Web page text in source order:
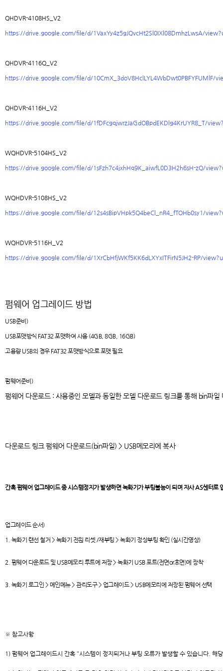
QHDVR-4108HS_V2
https://drive.google.com/file/d/1VaxYy4z5gJQvcHt2Sl0IXl08DmhzLwsA/
QHDVR-4116Q_V2
https://drive.google.com/file/d/10CmX_3doV8HclLYL4WbDwt0PBFYFUMlF/
QHDVR-4116H_V2
https://drive.google.com/file/d/1fDFcgqjwrzJaGdOBpdEKDlg4KrUYR8_T/
WQHDVR-5104HS_V2
https://drive.google.com/file/d/1sFzh7c4jxhHq9K_aiwfL0D3H2h6sH-zQ/
WQHDVR-5108HS_V2
https://drive.google.com/file/d/12s4sBipVHpk5Q4beCl_nR4_fTOHb0sy1/
WQHDVR-5116H_V2
https://drive.google.com/file/d/1XrCbHfjWKf5KK6dLXYxITFirN5JH2-RP/
펌웨어 업그레이드 방법
USB준비)
USB포맷방식 FAT32 포맷하여 사용 (4GB, 8GB, 16GB)
고용량 USB의 경우 FAT32 포맷방식으로 포맷 필요
펌웨어준비)
펌웨어 다운로드 : 사용중인 모델과 동일한 모델 다운로드 링크를 통해 bin파일
다운로드 링크 펌웨어 다운로드(bin파일) > USB메모리에 복사
간혹 펌웨어 업그레이드 중 시스템정지가 발생하면 녹화기가 부팅불능이 되며 자사 AS센터로
업그레이드 순서)
1. 녹화기 랜선 철거 > 녹화기 전원 리셋 /재부팅 > 녹화기 정상부팅 확인 (실시간영상)
2. 펌웨어 다운로드 및 USB메모리 루트에 저장 > 녹화기 USB 포트(전면or후면)에 장착
3. 녹화기 로그인 > 메인메뉴 > 관리도구 > 업그레이드 > USB메모리에 저장된 펌웨어 선택
※ 참고사항
1) 펌웨어 업그레이드시 간혹 "시스템이 정지되거나 부팅 오류가 발생할 수 있습니다.